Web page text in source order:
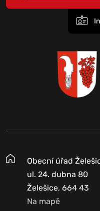
Obecní úřad
ul. 24. dubna 80
Želešice, 664 43
Na mapě